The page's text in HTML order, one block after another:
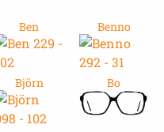
Ben Benno
Björn Bo